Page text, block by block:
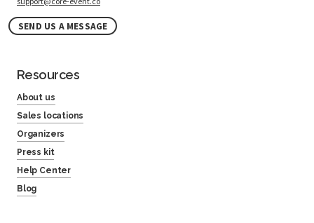
SEND US A MESSAGE
Resources
About us
Sales locations
Organizers
Press kit
Help Center
Blog